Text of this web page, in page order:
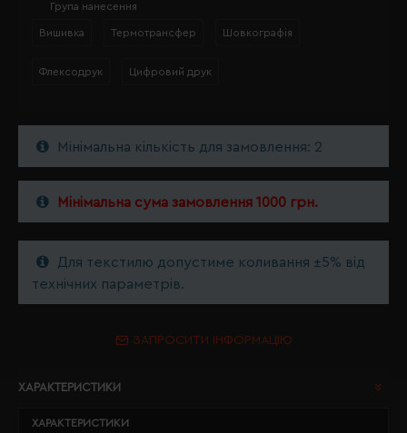
Група нанесення
Вишивка Термотрансфер Шовкографія
Флексодрук Цифровий друк
Мінімальна кількість для замовлення: 2
Мінімальна сума замовлення 1000 грн.
Для текстилю допустиме коливання ±5% від
технічних параметрів.
ЗАПРОСИТИ ІНФОРМАЦІЮ
ХАРАКТЕРИСТИКИ
ХАРАКТЕРИСТИКИ